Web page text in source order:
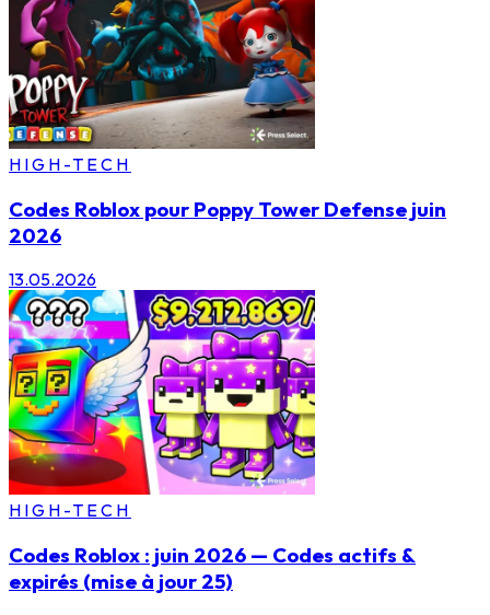
HIGH-TECH
Codes Roblox pour Poppy Tower Defense juin
2026
13.05.2026
HIGH-TECH
Codes Roblox : juin 2026 — Codes actifs &
expirés (mise à jour 25)